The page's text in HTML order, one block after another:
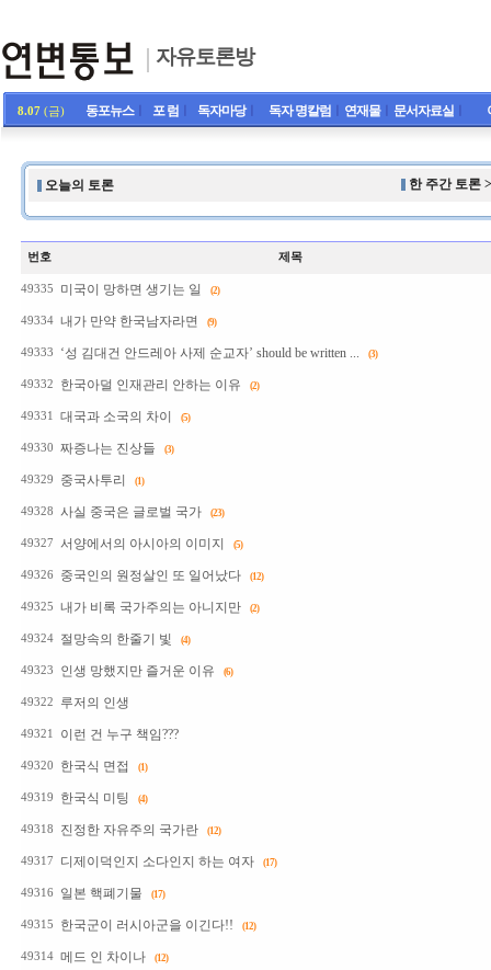
자유토론방
8.07 (금) 동포뉴스ㅣ 포 럼 독자마당ㅣ 독자 명칼럼 연재물ㅣ 문서자료실
오늘의 토론 한 주간 토론
번호 제목
49335 미국이 망하면 생기는 일 (2)
49334 내가 만약 한국남자라면 (9)
49333 ‘성 김대건 안드레아 사제 순교자’ should be written ... (3)
49332 한국아덜 인재관리 안하는 이유 (2)
49331 대국과 소국의 차이 (5)
49330 짜증나는 진상들 (3)
49329 중국사투리 (1)
49328 사실 중국은 글로벌 국가 (23)
49327 서양에서의 아시아의 이미지 (5)
49326 중국인의 원정살인 또 일어났다 (12)
49325 내가 비록 국가주의는 아니지만 (2)
49324 절망속의 한줄기 빛 (4)
49323 인생 망했지만 즐거운 이유 (6)
49322 루저의 인생
49321 이런 건 누구 책임???
49320 한국식 면접 (1)
49319 한국식 미팅 (4)
49318 진정한 자유주의 국가란 (12)
49317 디제이덕인지 소다인지 하는 여자 (17)
49316 일본 핵폐기물 (17)
49315 한국군이 러시아군을 이긴다!! (12)
49314 메드 인 차이나 (12)